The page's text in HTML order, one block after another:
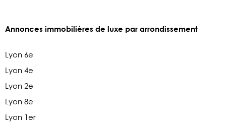
Annonces immobilières de luxe par arrondissement
Lyon 6e
Lyon 4e
Lyon 2e
Lyon 8e
Lyon 1er